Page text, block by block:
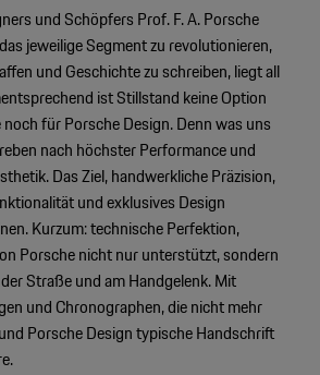
und Schöpfers Prof. F. A. Porsche
jeweilige Segment zu revolutionieren,
und Geschichte zu schreiben, liegt all
ist Stillstand keine Option
für Porsche Design. Denn was uns
nach höchster Performance und
Das Ziel, handwerkliche Präzision,
und exklusives Design
Kurzum: technische Perfektion,
Porsche nicht nur unterstützt, sondern
Straße und am Handgelenk. Mit
und Chronographen, die nicht mehr
Porsche Design typische Handschrift